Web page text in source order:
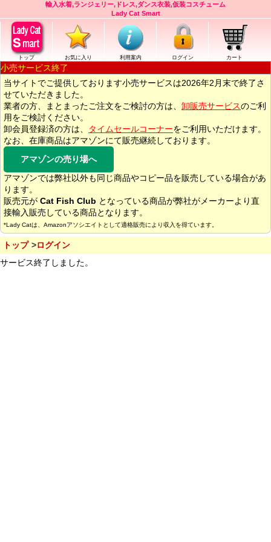
輸入水着,ランジェリー,ドレス,ダンス衣装,仮装コスチューム
Lady Cat Smart
トップ お気に入り 利用案内 ログイン カート
小売サービス終了
当サイトでご提供しております小売サービスは2026年2月末で終了さ
せていただきました。
業者の方、まとまったご注文をご検討の方は、 卸販売サービスのご利
用をご検討ください。
卸会員登録済の方は、
タイムセールコーナーをご利用いただけます。
なお、在庫商品はアマゾンにて販売継続しております。
アマゾンの売り場へ
アマゾンでは弊社以外も同じ商品やコピー品を販売している場合があ
ります。
販売元が Cat Fish Club となっている商品が弊社がメーカーより直
接輸入販売している商品となります。
*Lady Catは、Amazonアソシエイトとして適格販売により収入を得ています。
トップ
ログイン
サービス終了しました。